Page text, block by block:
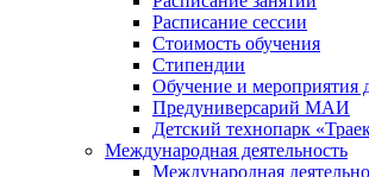
Расписание сессии
Стоимость обучения
Стипендии
Обучение и мероприятия
Предуниверсарий МАИ
Детский технопарк
Международная деятельность
Международная